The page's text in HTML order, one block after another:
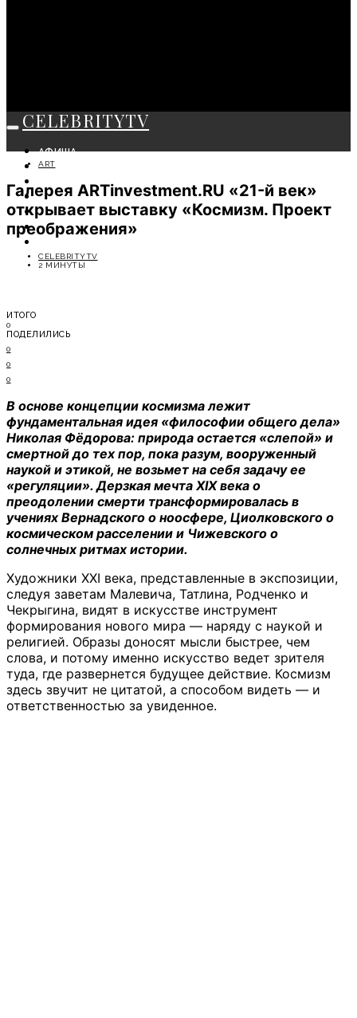
CELEBRITYTV
АФИША
СОБЫТИЯ
КРАСОТА
МОДА
ЛИЧНОСТЬ
ОТДЫХ
ART
Галерея ARTinvestment.RU «21-й век»
открывает выставку «Космизм. Проект
преображения»
CELEBRITYTV
2 МИНУТЫ
ИТОГО
0
ПОДЕЛИЛИСЬ
0
0
0
В основе концепции космизма лежит
фундаментальная идея «философии общего дела»
Николая Фёдорова: природа остается «слепой» и
смертной до тех пор, пока разум, вооруженный
наукой и этикой, не возьмет на себя задачу ее
«регуляции». Дерзкая мечта XIX века о
преодолении смерти трансформировалась в
учениях Вернадского о ноосфере, Циолковского о
космическом расселении и Чижевского о
солнечных ритмах истории.
Художники XXI века, представленные в экспозиции,
следуя заветам Малевича, Татлина, Родченко и
Чекрыгина, видят в искусстве инструмент
формирования нового мира — наряду с наукой и
религией. Образы доносят мысли быстрее, чем
слова, и потому именно искусство ведет зрителя
туда, где развернется будущее действие. Космизм
здесь звучит не цитатой, а способом видеть — и
ответственностью за увиденное.